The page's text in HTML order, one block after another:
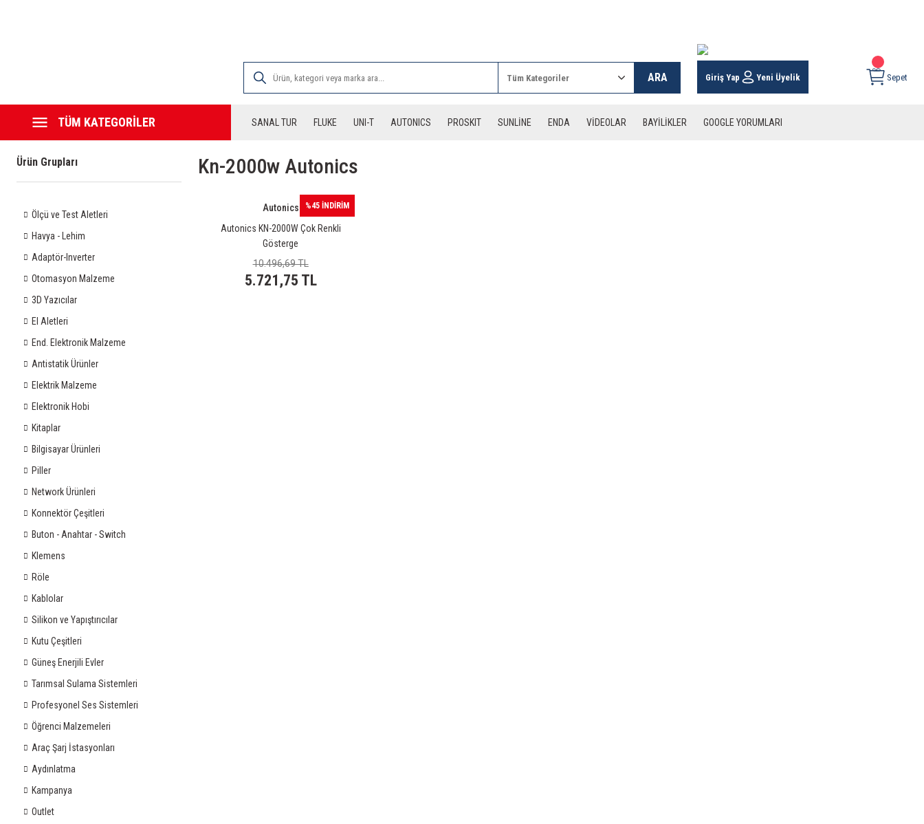
ARA Giriş Yap Yeni Üyelik Sepet
TÜM KATEGORİLER SANAL TUR FLUKE UNI-T AUTONICS PROSKIT SUNLİNE ENDA VİDEOLAR BAYİLİKLER GOOGLE YORUMLARI
Ürün Grupları
Ölçü ve Test Aletleri
Havya - Lehim
Adaptör-Inverter
Otomasyon Malzeme
3D Yazıcılar
El Aletleri
End. Elektronik Malzeme
Antistatik Ürünler
Elektrik Malzeme
Elektronik Hobi
Kitaplar
Bilgisayar Ürünleri
Piller
Network Ürünleri
Konnektör Çeşitleri
Buton - Anahtar - Switch
Klemens
Röle
Kablolar
Silikon ve Yapıştırıcılar
Kutu Çeşitleri
Güneş Enerjili Evler
Tarımsal Sulama Sistemleri
Profesyonel Ses Sistemleri
Öğrenci Malzemeleri
Araç Şarj İstasyonları
Aydınlatma
Kampanya
Outlet
Kn-2000w Autonics
%45 İNDİRİM
Autonics
Autonics KN-2000W Çok Renkli
Gösterge
10.496,69 TL
5.721,75 TL